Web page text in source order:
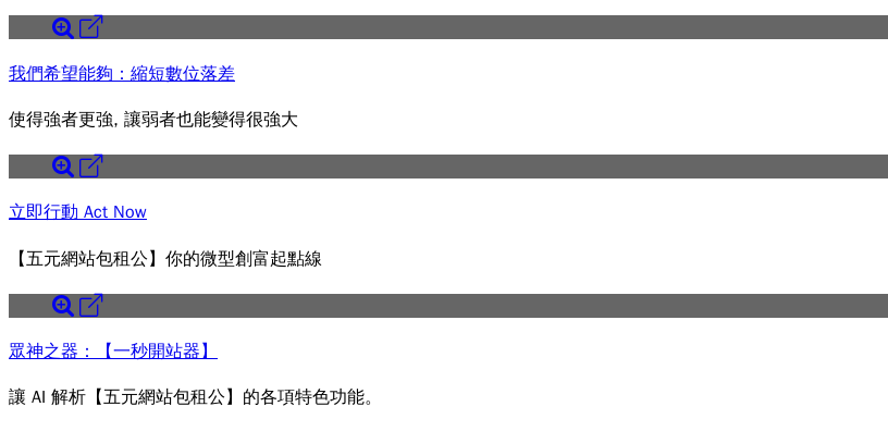
我們希望能夠：縮短數位落差
使得強者更強, 讓弱者也能變得很強大
立即行動 Act Now
【五元網站包租公】你的微型創富起點線
眾神之器：【一秒開站器】
讓 AI 解析【五元網站包租公】的各項特色功能。